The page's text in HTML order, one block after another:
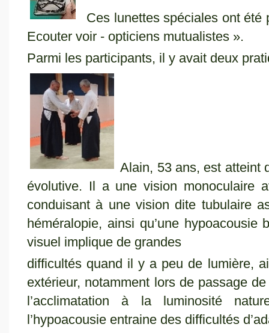
Ces lunettes spéciales ont été
Ecouter voir - opticiens mutualistes ».
Parmi les participants, il y avait deux
Alain, 53 ans, est atteint
évolutive. Il a une vision monoculaire
conduisant à une vision dite tubulaire
héméralopie, ainsi qu’une hypoacousie
visuel implique de grandes
difficultés quand il y a peu de lumière,
extérieur, notamment lors de passage
l’acclimatation à la luminosité
l’hypoacousie entraine des difficultés